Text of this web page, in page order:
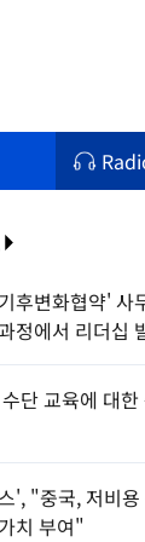
후변화협약' 사
정에서 리더십
단 교육에 대
', "중국, 저비
치 부여"